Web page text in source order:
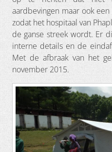
aardbevingen maar ook
zodat het hospitaal van
de ganse streek wordt. Er
interne details en de
Met de afbraak van het
november 2015.